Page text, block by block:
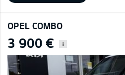
OPEL COMBO
3 900 € i